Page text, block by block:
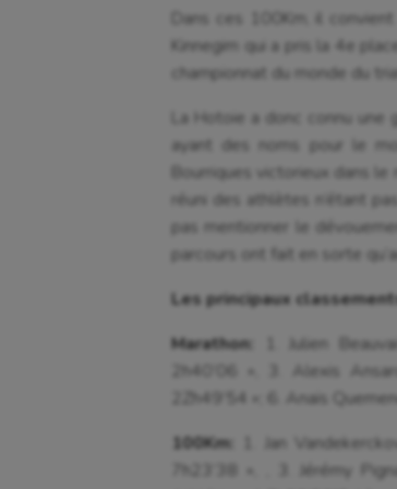
Dans ces 100Km, il
Kinnegim qui a pris la 4e
championnat du monde du
La Hotoie a donc connu
ayant des noms pour le
Bourriques victorieux dans
réuni des athlètes n’étant
pas mentionner le
parcours ont fait en sorte
Les principaux
Marathon:
1. Julien
2h40’06 », 3. Alexis
2Zh49’54 »; 6. Anaïs
100Km:
1. Jan
7h23’38 », , 3. Jérémy